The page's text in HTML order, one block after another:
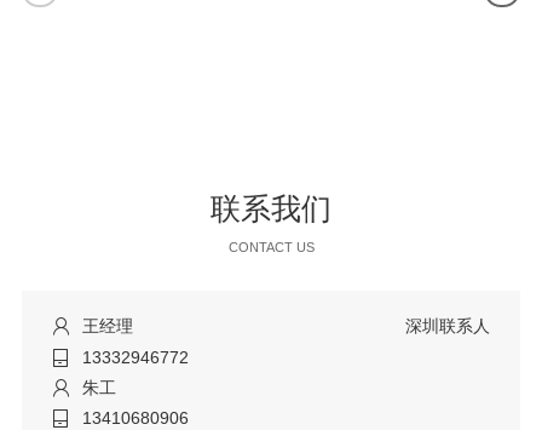
联系我们
CONTACT US
深圳联系人
王经理
13332946772
朱工
13410680906